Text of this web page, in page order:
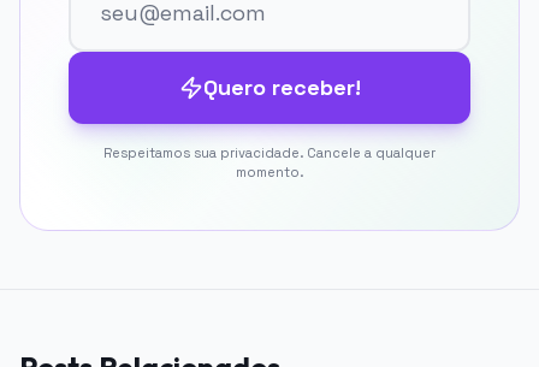
Quero receber!
Respeitamos sua privacidade. Cancele a qualquer
momento.